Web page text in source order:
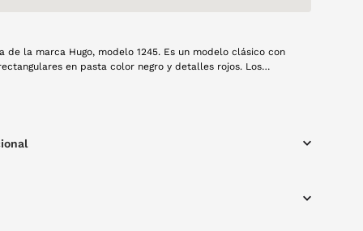
de la marca Hugo, modelo 1245. Es un modelo clásico con
en pasta color negro y detalles rojos. Los
la marca.